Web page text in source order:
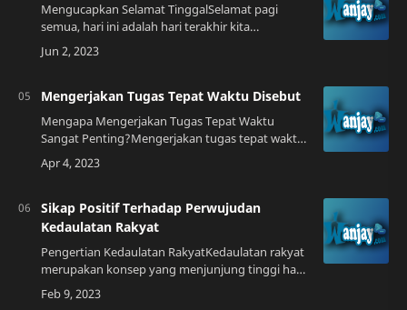
Mengucapkan Selamat TinggalSelamat pagi
semua, hari ini adalah hari terakhir kita
berkumpul sebagai siswa kelas 6 Brainly. Saya
ingin mengucapkan selamat tinggal kepada
Mengerjakan Tugas Tepat Waktu Disebut
Mengapa Mengerjakan Tugas Tepat Waktu
Sangat Penting?Mengerjakan tugas tepat waktu
adalah kunci keberhasilan dalam dunia akademik
dan profesional. Hal ini karena seseorang yang …
Sikap Positif Terhadap Perwujudan
Kedaulatan Rakyat
Pengertian Kedaulatan RakyatKedaulatan rakyat
merupakan konsep yang menjunjung tinggi hak-
hak rakyat untuk menentukan nasibnya sendiri.
Dalam hal ini, rakyat memiliki hak untuk …